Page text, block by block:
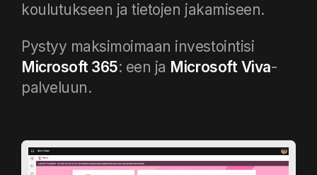
koulutukseen ja tietojen jakamiseen.
Pystyy maksimoimaan investointisi
Microsoft 365: een ja Microsoft Viva-
palveluun.